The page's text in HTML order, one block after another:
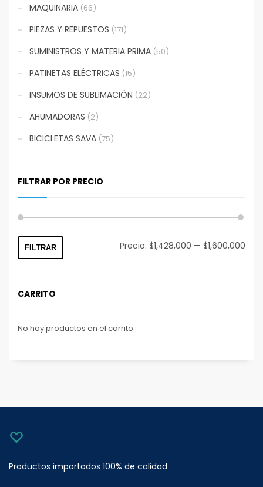
MAQUINARIA (66)
PIEZAS Y REPUESTOS (171)
SUMINISTROS Y MATERIA PRIMA (50)
PATINETAS ELÉCTRICAS (15)
INSUMOS DE SUBLIMACIÓN (22)
AHUMADORAS (2)
BICICLETAS SAVA (75)
FILTRAR POR PRECIO
FILTRAR Precio: $1,428,000 — $1,600,000
CARRITO
No hay productos en el carrito.
Productos importados 100% de calidad